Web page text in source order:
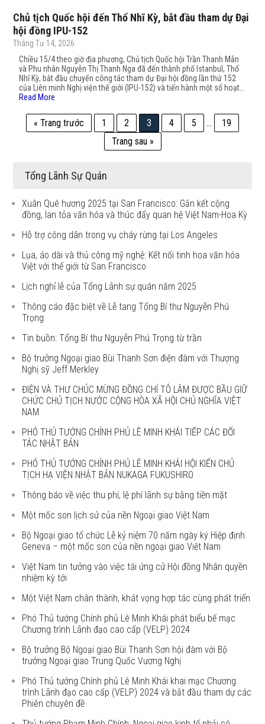
Chủ tịch Quốc hội đến Thổ Nhĩ Kỳ, bắt đầu tham dự Đại
hội đồng IPU-152
Tháng Tư 14, 2026
Chiều 15/4 theo giờ địa phương, Chủ tịch Quốc hội Trần Thanh Mẫn
và Phu nhân Nguyễn Thị Thanh Nga đã đến thành phố Istanbul, Thổ
Nhĩ Kỳ, bắt đầu chuyến công tác tham dự Đại hội đồng lần thứ 152
của Liên minh Nghị viện thế giới (IPU-152) và tiến hành một số hoạt…
Read More
« Trang trước 1 2 3 4 5 …
19
Trang sau »
Tổng Lãnh Sự Quán
Xuân Quê hương 2025 tại San Francisco: Gắn kết cộng
đồng, lan tỏa văn hóa và thúc đẩy quan hệ Việt Nam-Hoa Kỳ
Hỗ trợ công dân trong vụ cháy rừng tại Los Angeles
Lụa, áo dài và thủ công mỹ nghệ: Kết nối tinh hoa văn hóa
Việt với thế giới từ San Francisco
Lịch nghỉ lễ của Tổng Lãnh sự quán năm 2025
Thông cáo đặc biệt về Lễ tang Tổng Bí thư Nguyễn Phú
Trọng
Tin buồn: Tổng Bí thư Nguyễn Phú Trọng từ trần
Bộ trưởng Ngoại giao Bùi Thanh Sơn điện đàm với Thượng
Nghị sỹ Jeff Merkley
ĐIỆN VÀ THƯ CHÚC MỪNG ĐỒNG CHÍ TÔ LÂM ĐƯỢC BẦU GIỮ
CHỨC CHỦ TỊCH NƯỚC CỘNG HÒA XÃ HỘI CHỦ NGHĨA VIỆT
NAM
PHÓ THỦ TƯỚNG CHÍNH PHỦ LÊ MINH KHÁI TIẾP CÁC ĐỐI
TÁC NHẬT BẢN
PHÓ THỦ TƯỚNG CHÍNH PHỦ LÊ MINH KHÁI HỘI KIẾN CHỦ
TỊCH HẠ VIỆN NHẬT BẢN NUKAGA FUKUSHIRO
Thông báo về việc thu phí, lệ phí lãnh sự bằng tiền mặt
Một mốc son lịch sử của nền Ngoại giao Việt Nam
Bộ Ngoại giao tổ chức Lễ kỷ niệm 70 năm ngày ký Hiệp định
Geneva – một mốc son của nền ngoại giao Việt Nam
Việt Nam tin tưởng vào việc tái ứng cử Hội đồng Nhân quyền
nhiệm kỳ tới
Một Việt Nam chân thành, khát vọng hợp tác cùng phát triển
Phó Thủ tướng Chính phủ Lê Minh Khái phát biểu bế mạc
Chương trình Lãnh đạo cao cấp (VELP) 2024
Bộ trưởng Bộ Ngoại giao Bùi Thanh Sơn hội đàm với Bộ
trưởng Ngoại giao Trung Quốc Vương Nghị
Phó Thủ tướng Chính phủ Lê Minh Khái khai mạc Chương
trình Lãnh đạo cao cấp (VELP) 2024 và bắt đầu tham dự các
Phiên chuyên đề